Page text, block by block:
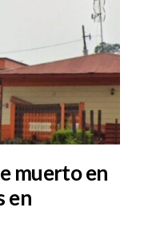
muerto en
en